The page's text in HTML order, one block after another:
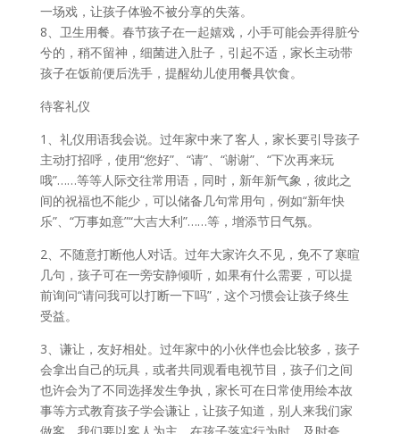
一场戏，让孩子体验不被分享的失落。
8、卫生用餐。春节孩子在一起嬉戏，小手可能会弄得脏兮
兮的，稍不留神，细菌进入肚子，引起不适，家长主动带
孩子在饭前便后洗手，提醒幼儿使用餐具饮食。
待客礼仪
1、礼仪用语我会说。过年家中来了客人，家长要引导孩子
主动打招呼，使用“您好”、“请”、“谢谢”、“下次再来玩
哦”……等等人际交往常用语，同时，新年新气象，彼此之
间的祝福也不能少，可以储备几句常用句，例如“新年快
乐”、“万事如意”“大吉大利”……等，增添节日气氛。
2、不随意打断他人对话。过年大家许久不见，免不了寒暄
几句，孩子可在一旁安静倾听，如果有什么需要，可以提
前询问“请问我可以打断一下吗”，这个习惯会让孩子终生
受益。
3、谦让，友好相处。过年家中的小伙伴也会比较多，孩子
会拿出自己的玩具，或者共同观看电视节目，孩子们之间
也许会为了不同选择发生争执，家长可在日常使用绘本故
事等方式教育孩子学会谦让，让孩子知道，别人来我们家